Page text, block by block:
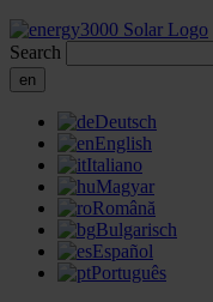
Search
en
Deutsch
English
Italiano
Magyar
Română
Bulgarisch
Español
Português